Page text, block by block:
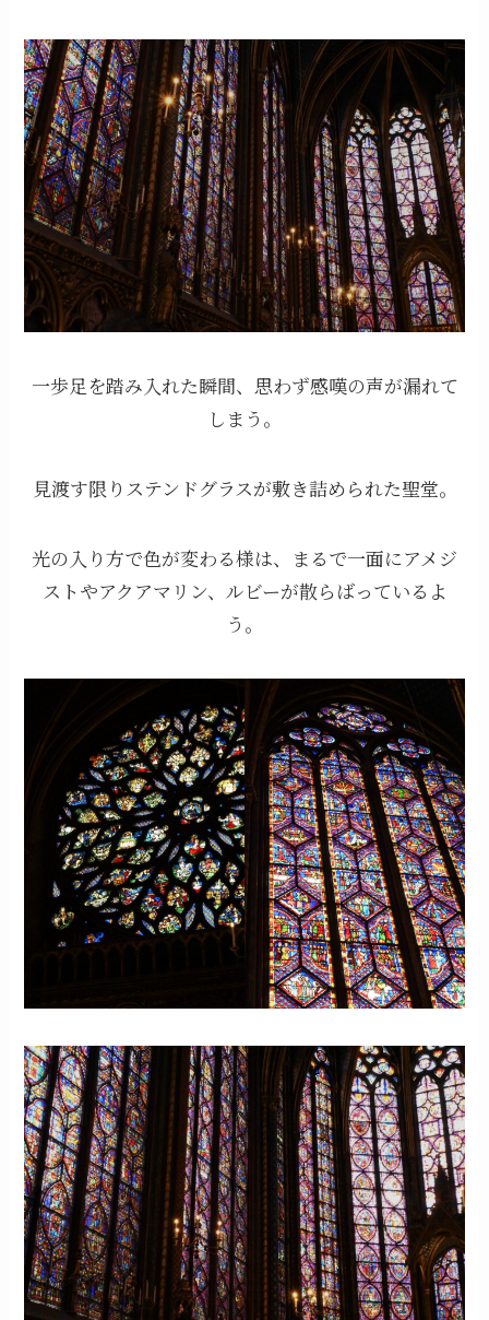
一歩足を踏み入れた瞬間、思わず感嘆の声が漏れて
しまう。
見渡す限りステンドグラスが敷き詰められた聖堂。
光の入り方で色が変わる様は、まるで一面にアメジ
ストやアクアマリン、ルビーが散らばっているよ
う。